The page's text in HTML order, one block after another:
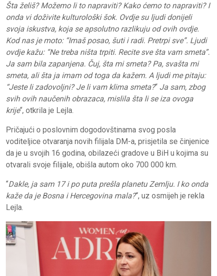
Šta želiš? Možemo li to napraviti? Kako ćemo to napraviti? I
onda vi doživite kulturološki šok. Ovdje su ljudi donijeli
svoja iskustva, koja se apsolutno razlikuju od ovih ovdje.
Kod nas je moto: “Imaš posao, šuti i radi. Pretrpi sve”. Ljudi
ovdje kažu: “Ne treba ništa trpiti. Recite sve šta vam smeta”.
Ja sam bila zapanjena. Čuj, šta mi smeta? Pa, svašta mi
smeta, ali šta ja imam od toga da kažem. A ljudi me pitaju:
“Jeste li zadovoljni? Je li vam klima smeta?“ Ja sam, zbog
svih ovih naučenih obrazaca, mislila šta li se iza ovoga
krije“, otkrila je Lejla.
Pričajući o poslovnim dogodovštinama svog posla
voditeljice otvaranja novih filijala DM-a, prisjetila se činjenice
da je u svojih 16 godina, obilazeći gradove u BiH u kojima su
otvarali svoje filijale, obišla autom oko 700 000 km.
“Dakle, ja sam 17 i po puta prešla planetu Zemlju. I ko onda
kaže da je Bosna i Hercegovina mala?“, uz osmijeh je rekla
Lejla.